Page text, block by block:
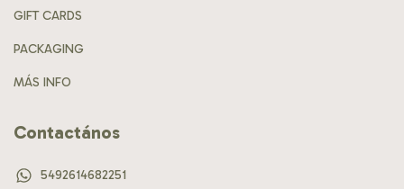
GIFT CARDS
PACKAGING
MÁS INFO
Contactános
5492614682251